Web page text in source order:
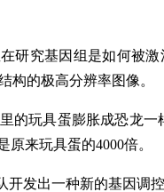
研究基因组是如何被
构的极高分辨率图像。
的玩具蛋膨胀成恐龙
原来玩具蛋的4000倍。
开发出一种新的基因调